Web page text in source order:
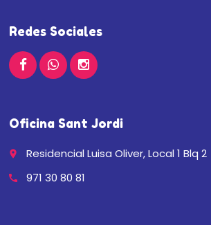
Redes Sociales
Oficina Sant Jordi
place Residencial Luisa Oliver, Local 1 Blq 2
call 971 30 80 81